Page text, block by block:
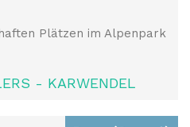
Plätzen im Alpenpark
- KARWENDEL